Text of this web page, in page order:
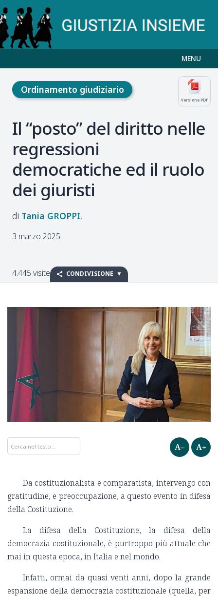
MENU
Versione PDF
Ordinamento giudiziario
Il “posto” del diritto nelle
regressioni
democratiche ed il ruolo
dei giuristi
Tania GROPPI
3 marzo 2025
4.445 visite CONDIVISIONE
A– A+
Da costituzionalista e comparatista, intervengo con
gratitudine, e preoccupazione, a questo evento in difesa
della Costituzione.
La difesa della Costituzione, la difesa della
democrazia costituzionale, è purtroppo più attuale che
mai in questa epoca, in Italia e nel mondo.
Infatti, ormai da quasi venti anni, dopo la grande
espansione della democrazia costituzionale (quella, per